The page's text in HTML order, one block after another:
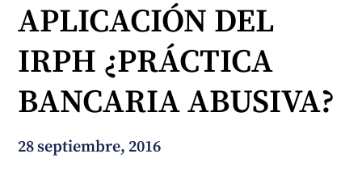
Inicio
Font Mora Sainz de Baranda
APLICACIÓN DEL
IRPH ¿PRÁCTICA
BANCARIA ABUSIVA?
28 septiembre, 2016